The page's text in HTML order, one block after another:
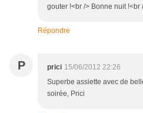
gouter !<br /> Bonne nuit !<br
Répondre
P prici 15/06/2012 22:26
Superbe assiette avec de
soirée, Prici